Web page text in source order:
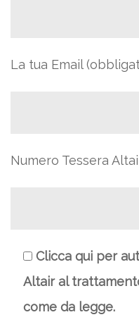
La tua Email
Numero Tessera
Clicca qui per
Altair al
come da legge.